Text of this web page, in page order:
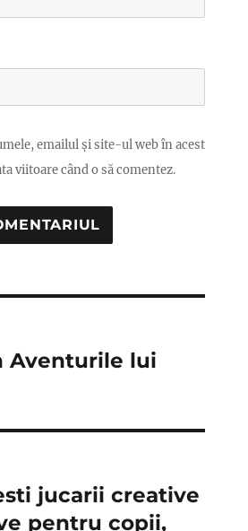
emailul și site-ul web în acest
viitoare când o să comentez.
Aventurile lui
jucarii creative
pentru copii,